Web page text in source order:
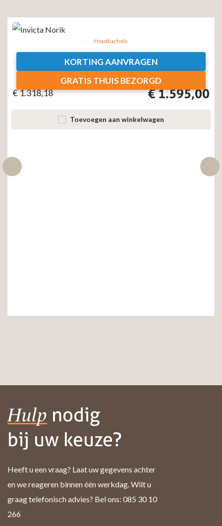
KORTING AANVRAGEN
GRATIS THUIS BEZORGD
Houtkachels
Invicta Norik
€1.595,00
€1.318,18
Toevoegen aan winkelwagen
Hulp nodig
bij uw keuze?
Heeft u een vraag? Laat uw gegevens achter
en we reageren binnen één werkdag. Wilt u
graag telefonisch advies? Bel ons: 085 30 10
266